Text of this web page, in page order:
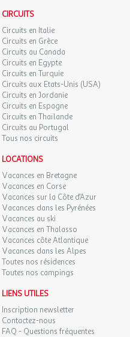
un parking, le linge de lit.
15 et 25€/séjour) - à
sur place
sur place
Personnes
être considérés comme
sur le territoire par les
du territoire est
sans l'un de ses parents
l'exactitude des identités
prénom, date de naissance,
CIRCUITS
Circuits en Italie
Circuits en Grèce
Circuits au Canada
Circuits en Egypte
Circuits en Turquie
Circuits aux Etats-Unis (USA)
Circuits en Jordanie
Circuits en Espagne
Circuits en Thaïlande
Circuits au Portugal
Tous nos circuits
LOCATIONS
Vacances en Bretagne
Vacances en Corse
Vacances sur la Côte d'Azur
Vacances dans les Pyrénées
Vacances au ski
Vacances en Thalasso
Vacances côte Atlantique
Vacances dans les Alpes
Toutes nos résidences
Toutes nos campings
LIENS UTILES
Inscription newsletter
Contactez-nous
FAQ - Questions fréquentes